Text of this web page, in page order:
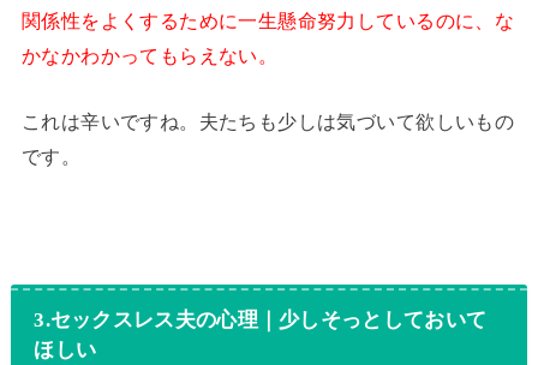
関係性をよくするために一生懸命努力しているのに、な
かなかわかってもらえない 。
これは辛いですね。夫たちも少しは気づいて欲しいもの
です。
3.セックスレス夫の心理｜少しそっとしておいて
ほしい